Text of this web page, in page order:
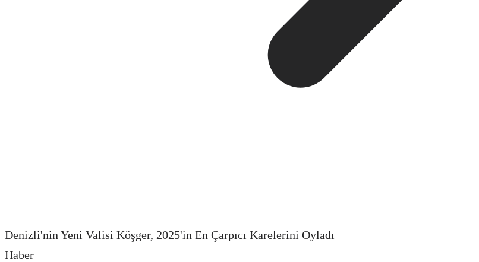
Denizli'nin Yeni Valisi Köşger, 2025'in En Çarpıcı Karelerini Oyladı
Haber